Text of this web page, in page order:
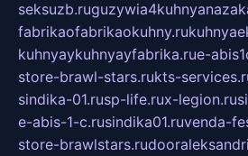
seksuzb.ru
fabrikaofabrikaokuhny.ru
kuhnyaykuhnyayfabrika.rue-
store-brawl-stars.rukts-
sindika-01.rusp-life.rux-legion.ru
e-abis-1-c.rusindika01.ruvenda-
store-brawlstars.ru